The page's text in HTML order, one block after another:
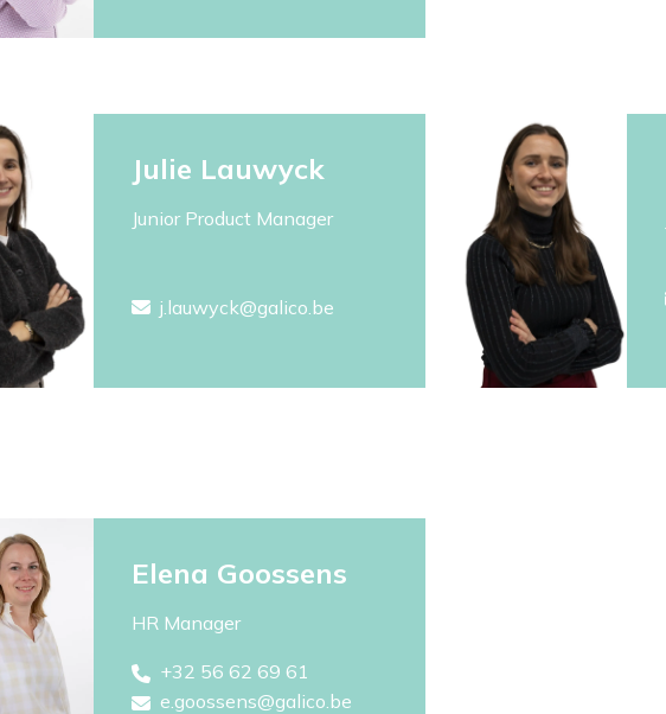
Julie Lauwyck
Junior Product Manager
j.lauwyck@galico.be
Elena Goossens
HR Manager
+32 56 62 69 61
e.goossens@galico.be